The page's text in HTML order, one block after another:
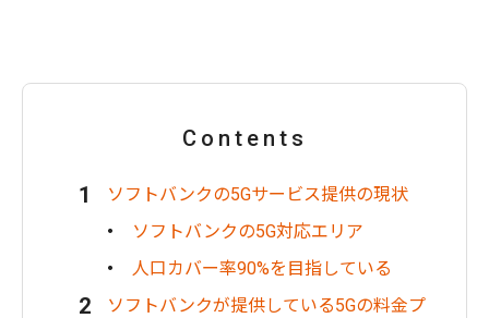
Contents
ソフトバンクの5Gサービス提供の現状
ソフトバンクの5G対応エリア
人口カバー率90%を目指している
ソフトバンクが提供している5Gの料金プ